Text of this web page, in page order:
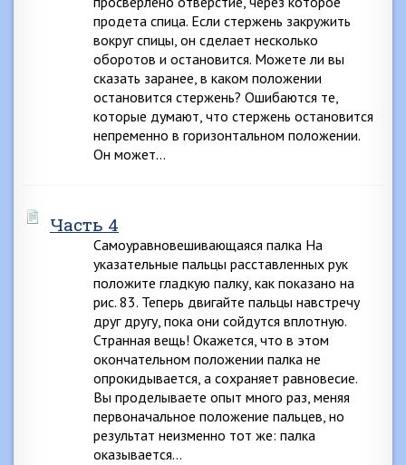
продета спица. Если стержень закружить
вокруг спицы, он сделает несколько
оборотов и остановится. Можете ли вы
сказать заранее, в каком положении
остановится стержень? Ошибаются те,
которые думают, что стержень остановится
непременно в горизонтальном положении.
Он может…
Часть 4
Самоуравновешивающаяся палка На
указательные пальцы расставленных рук
положите гладкую палку, как показано на
рис. 83. Теперь двигайте пальцы навстречу
друг другу, пока они сойдутся вплотную.
Странная вещь! Окажется, что в этом
окончательном положении палка не
опрокидывается, а сохраняет равновесие.
Вы проделываете опыт много раз, меняя
первоначальное положение пальцев, но
результат неизменно тот же: палка
оказывается…